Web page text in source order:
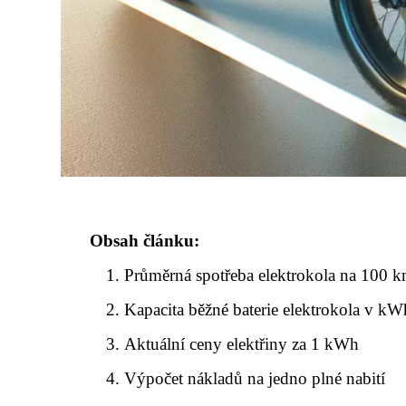
Obsah článku:
Průměrná spotřeba elektrokola na 100
Kapacita běžné baterie elektrokola v
Aktuální ceny elektřiny za 1 kWh
Výpočet nákladů na jedno plné nabití